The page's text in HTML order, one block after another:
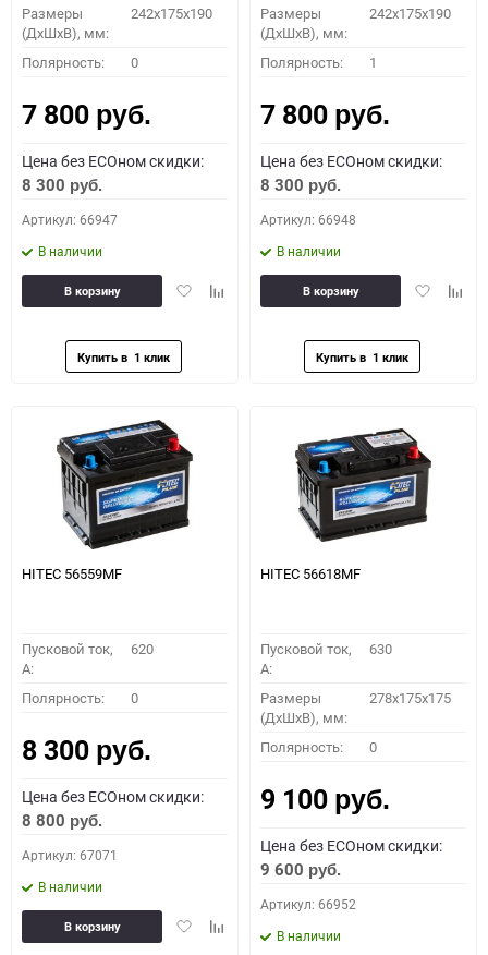
Размеры
(ДхШхВ), мм:
242x175x190
Полярность: 0
7 800 руб.
Цена без ECOном скидки:
8 300 руб.
Артикул: 66947
В наличии
ДобавитьДобавить
В корзину
Размеры
(ДхШхВ), мм:
242x175x190
Полярность: 1
7 800 руб.
Цена без ECOном скидки:
8 300 руб.
Артикул: 66948
В наличии
Добавить
В корзину
HITEC 56559MF
Пусковой ток,
A:
620
Полярность: 0
8 300 руб.
Цена без ECOном скидки:
8 800 руб.
Артикул: 67071
В наличии
ДобавитьДобавить
В корзину
HITEC 56618MF
Пусковой ток,
A:
630
Размеры
(ДхШхВ), мм:
278x175x175
Полярность: 0
9 100 руб.
Цена без ECOном скидки:
9 600 руб.
Артикул: 66952
В наличии